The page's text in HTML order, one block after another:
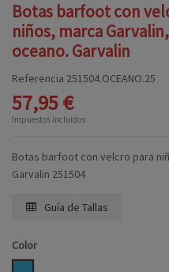
Botas barfoot con
niños, marca
oceano. Garvalin
Referencia 251504.OCEANO.25
57,95 €
Impuestos incluidos
Botas barfoot con velcro para
Garvalin 251504
Guía de Tallas
Color